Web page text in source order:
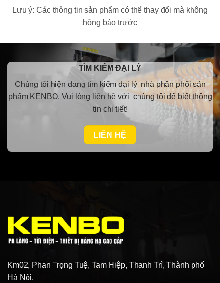
Lưu ý: Các thông tin sản phẩm có thể thay đổi mà không
thông báo trước.
TÌM KIẾM ĐẠI LÝ
Chúng tôi hiện đang tìm kiếm đại lý, nhà phân phối sản
phẩm KENBO. Vui lòng liên hệ với chúng tôi để biết thông
tin chi tiết!
LIÊN HỆ
Km02, Phan Trọng Tuệ, Tam Hiệp, Thanh Trì, Thành phố
Hà Nội.